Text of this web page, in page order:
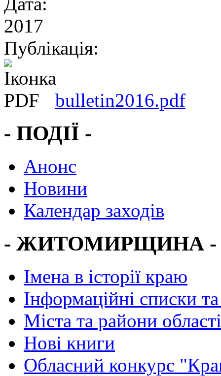
2017
Публікація:
bulletin2016.pdf
- ПОДІЇ -
Анонс
Новини
Календар заходів
- ЖИТОМИРЩИНА -
Імена в історії краю
Інформаційні списки
Міста та райони області
Нові книги
Обласний конкурс